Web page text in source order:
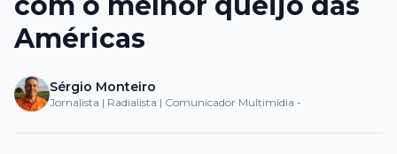
Américas
Sérgio Monteiro
Jornalista | Radialista | Comunicador Multimídia -